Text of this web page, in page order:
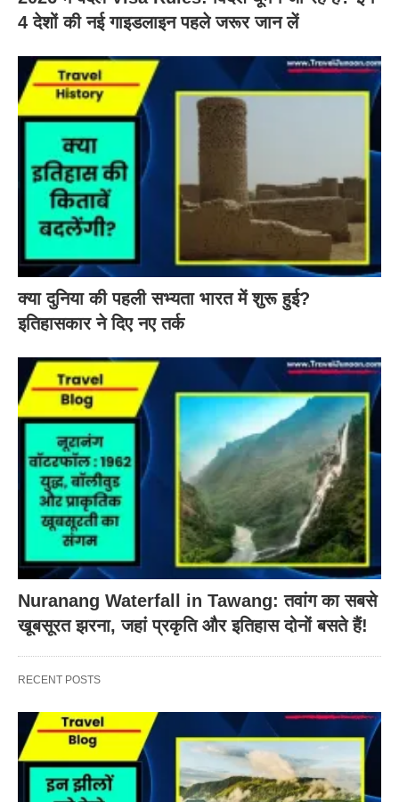
4 देशों की नई गाइडलाइन पहले जरूर जान लें
क्या दुनिया की पहली सभ्यता भारत में शुरू हुई?
इतिहासकार ने दिए नए तर्क
Nuranang Waterfall in Tawang: तवांग का सबसे
खूबसूरत झरना, जहां प्रकृति और इतिहास दोनों बसते हैं!
RECENT POSTS